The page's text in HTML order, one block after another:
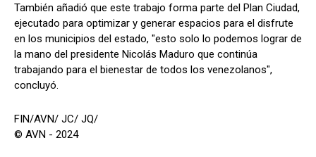
También añadió que este trabajo forma parte del Plan Ciudad,
ejecutado para optimizar y generar espacios para el disfrute
en los municipios del estado, "esto solo lo podemos lograr de
la mano del presidente Nicolás Maduro que continúa
trabajando para el bienestar de todos los venezolanos",
concluyó.
FIN/AVN/ JC/ JQ/
© AVN - 2024